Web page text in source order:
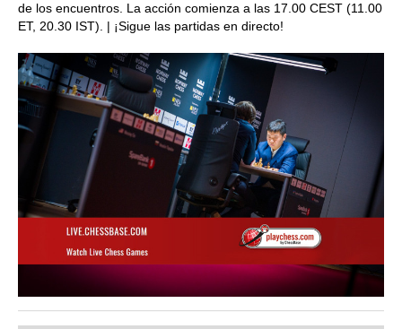
de los encuentros. La acción comienza a las 17.00 CEST (11.00
ET, 20.30 IST). | ¡Sigue las partidas en directo!